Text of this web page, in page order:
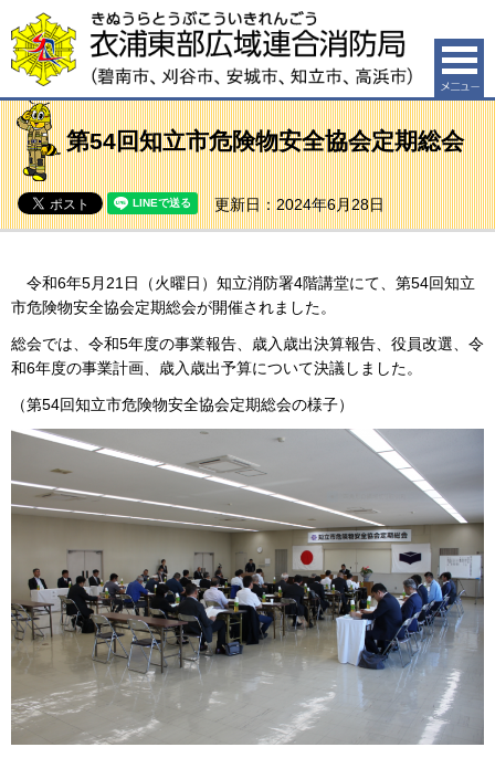
衣浦東部広域連合消防局（碧南市、刈谷市、安城市、知
立市、高浜市）
第54回知立市危険物安全協会定期総会
更新日：2024年6月28日
令和6年5月21日（火曜日）知立消防署4階講堂にて、第54回知立
市危険物安全協会定期総会が開催されました。
総会では、令和5年度の事業報告、歳入歳出決算報告、役員改選、令
和6年度の事業計画、歳入歳出予算について決議しました。
（第54回知立市危険物安全協会定期総会の様子）